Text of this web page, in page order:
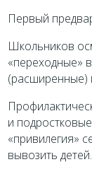
Первый
Школьников
«переходные»
(расширенные)
и
«привилегия»
вывозить детей.